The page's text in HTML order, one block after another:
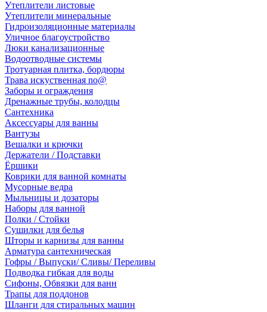
Утеплители листовые
Утеплители минеральные
Гидроизоляционные материалы
Уличное благоустройство
Люки канализационные
Водоотводные системы
Тротуарная плитка, бордюры
Трава искуственная no@
Заборы и ограждения
Дренажные трубы, колодцы
Сантехника
Аксессуары для ванны
Вантузы
Вешалки и крючки
Держатели / Подставки
Ёршики
Коврики для ванной комнаты
Мусорные ведра
Мыльницы и дозаторы
Наборы для ванной
Полки / Стойки
Сушилки для белья
Шторы и карнизы для ванны
Арматура сантехническая
Гофры / Выпуски/ Сливы/ Переливы
Подводка гибкая для воды
Сифоны, Обвязки для ванн
Трапы для поддонов
Шланги для стиральных машин